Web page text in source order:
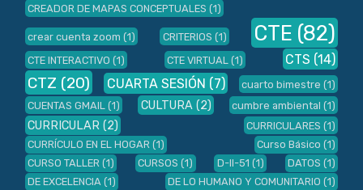
CREADOR DE MAPAS CONCEPTUALES (1)
crear cuenta zoom (1) CRITERIOS (1) CTE (82)
CTE INTERACTIVO (1) CTE VIRTUAL (1) CTS (14)
CTZ (20) CUARTA SESIÓN (7) cuarto bimestre (1)
CUENTAS GMAIL (1) CULTURA (2) cumbre ambiental (1)
CURRICULAR (2) CURRICULARES (1)
CURRÍCULO EN EL HOGAR (1) Curso Básico (1)
CURSO TALLER (1) CURSOS (1) D-II-51 (1) DATOS (1)
DE EXCELENCIA (1) DE LO HUMANO Y COMUNITARIO (1)